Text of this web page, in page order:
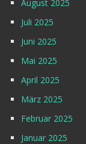
August 2025
Juli 2025
Juni 2025
Mai 2025
April 2025
März 2025
Februar 2025
Januar 2025